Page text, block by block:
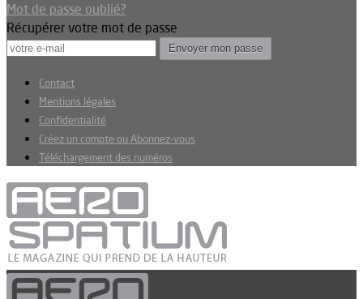
Mot de passe oublié?
Récupérer votre mot de passe
Contact
Mentions légales
Confidentialité
Créez un compte ou Abonnez-vous
Téléchargement des numéros